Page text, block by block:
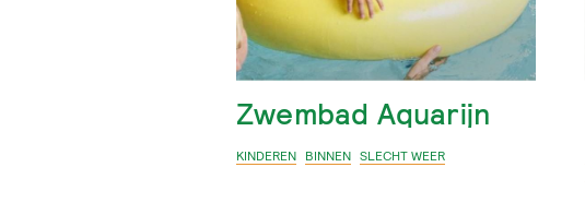
Zwembad Aquarijn
KINDEREN BINNEN SLECHT WEER